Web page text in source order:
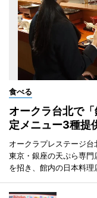
食べる
オークラ台北で
定メニュー3種提
オークラプレステージ台
東京・銀座の天ぷら専
を招き、館内の日本料理